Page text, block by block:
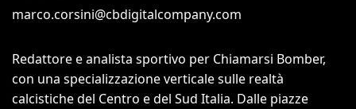
marco.corsini@cbdigitalcompany.com
Redattore e analista sportivo per Chiamarsi Bomber,
con una specializzazione verticale sulle realtà
calcistiche del Centro e del Sud Italia. Dalle piazze